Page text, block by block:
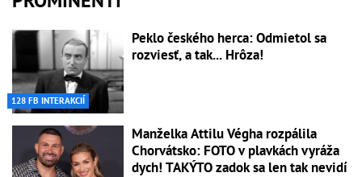
128 FB INTERAKCIÍ
Peklo českého herca: Odmietol sa
rozviesť, a tak... Hrôza!
Manželka Attilu Végha rozpálila
Chorvátsko: FOTO v plavkách vyráža
dych! TAKÝTO zadok sa len tak nevidí